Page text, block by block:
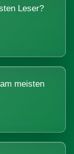
Leser?
meisten